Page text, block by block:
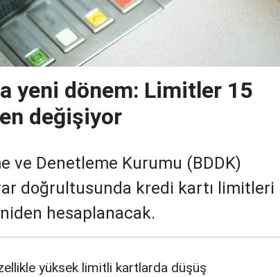
yeni dönem: Limitler 15
değişiyor
ve Denetleme Kurumu (BDDK)
doğrultusunda kredi kartı limitleri
hesaplanacak.
yüksek limitli kartlarda düşüş